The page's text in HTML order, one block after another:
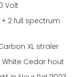
Volt
2 full spectrum
XL straler
Cedar hout